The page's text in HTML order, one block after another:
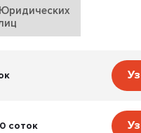
соток